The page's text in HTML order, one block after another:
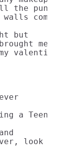
the punch
come
but
brought
a Teenage
look